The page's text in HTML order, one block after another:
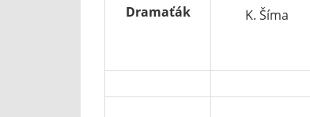
Dramaťák K. Šíma